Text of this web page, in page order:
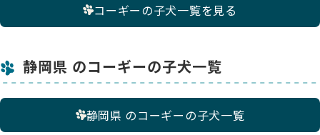
コーギーの子犬一覧を見る
静岡県 のコーギーの子犬一覧
静岡県 のコーギーの子犬一覧